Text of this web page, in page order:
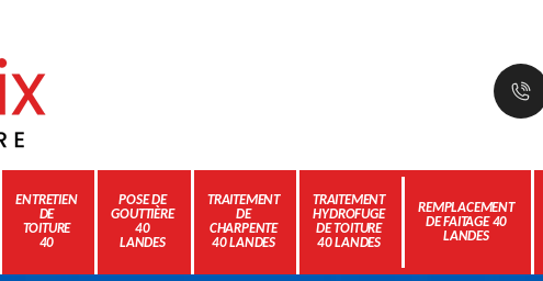
ENTRETIEN
DE
TOITURE
40
POSE DE
GOUTTIÈRE
40
LANDES
TRAITEMENT
DE
CHARPENTE
40 LANDES
TRAITEMENT
HYDROFUGE
DE TOITURE
40 LANDES
REMPLACEMENT
DE FAITAGE 40
LANDES